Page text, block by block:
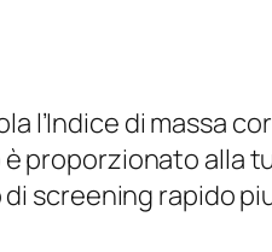
l’Indice di massa
proporzionato alla
screening rapido